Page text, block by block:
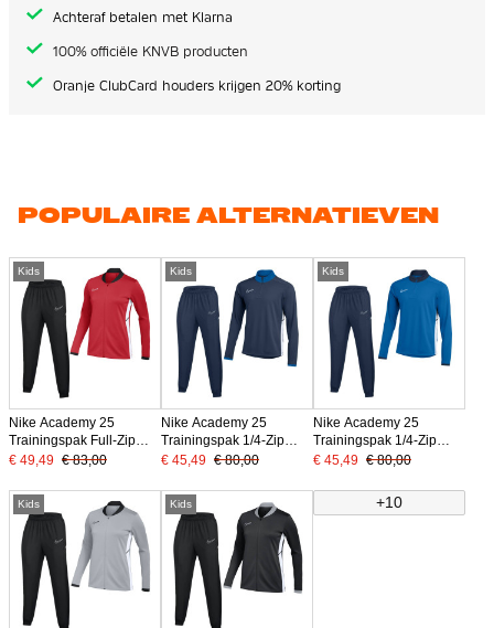
Achteraf betalen met Klarna
100% officiële KNVB producten
Oranje ClubCard houders krijgen 20% korting
POPULAIRE ALTERNATIEVEN
Kids
Nike Academy 25
Trainingspak Full-Zip
Kids Rood Zwart Wit
€ 49,49 € 83,00
Kids
Nike Academy 25
Trainingspak 1/4-Zip
Kids Donkerblauw Blauw
€ 45,49 € 80,00
Kids
Nike Academy 25
Trainingspak 1/4-Zip
Kids Blauw Donkerblauw
€ 45,49 € 80,00
Kids Kids +10